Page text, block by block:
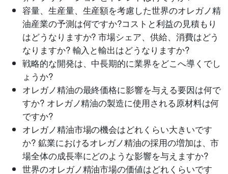
容量、生産量、生産額を考慮した世界のオレガノ精
油産業の予測は何ですか?コストと利益の見積もり
はどうなりますか? 市場シェア、供給、消費はどう
なりますか? 輸入と輸出はどうなりますか?
戦略的な開発は、中長期的に業界をどこへ導くでし
ょうか?
オレガノ精油の最終価格に影響を与える要因は何で
すか? オレガノ精油の製造に使用される原材料は何
ですか?
オレガノ精油市場の機会はどれくらい大きいです
か? 鉱業におけるオレガノ精油の採用の増加は、市
場全体の成長率にどのような影響を与えますか?
世界のオレガノ精油市場の価値はどれくらいです